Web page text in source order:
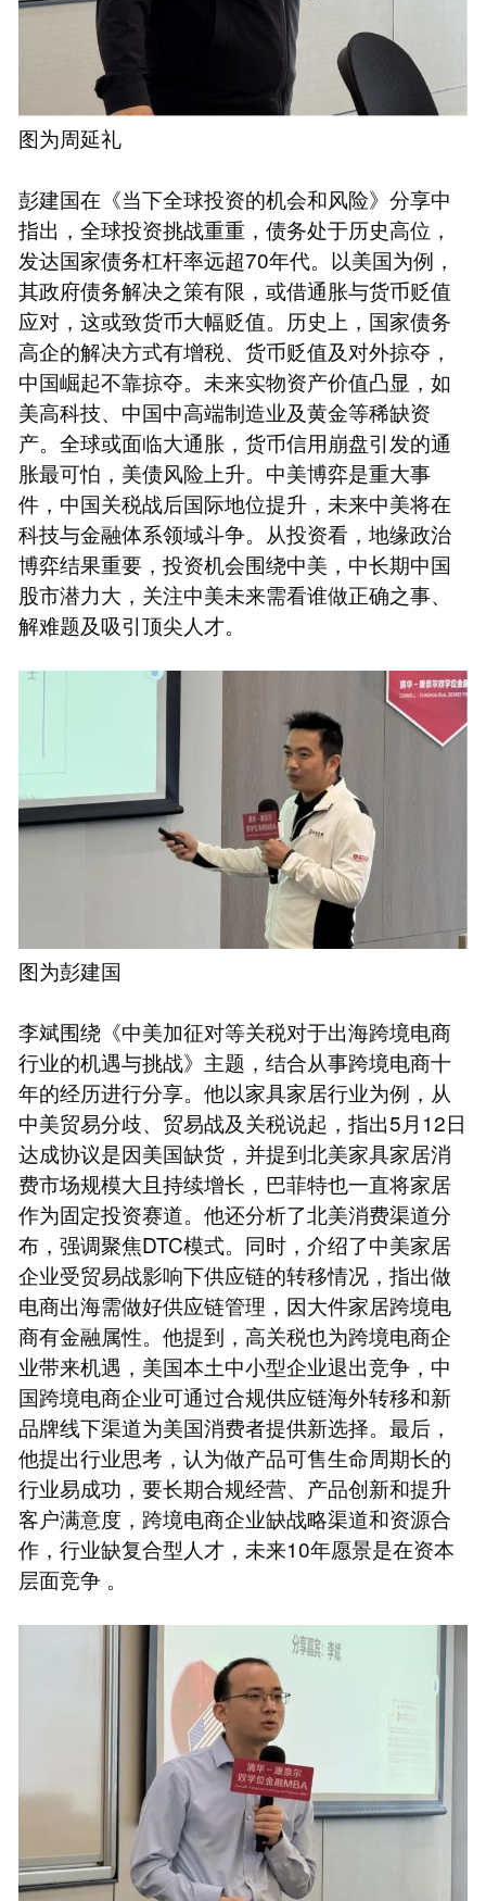
图为周延礼
彭建国在《当下全球投资的机会和风险》分享中
指出，全球投资挑战重重，债务处于历史高位，
发达国家债务杠杆率远超70年代。以美国为例，
其政府债务解决之策有限，或借通胀与货币贬值
应对，这或致货币大幅贬值。历史上，国家债务
高企的解决方式有增税、货币贬值及对外掠夺，
中国崛起不靠掠夺。未来实物资产价值凸显，如
美高科技、中国中高端制造业及黄金等稀缺资
产。全球或面临大通胀，货币信用崩盘引发的通
胀最可怕，美债风险上升。中美博弈是重大事
件，中国关税战后国际地位提升，未来中美将在
科技与金融体系领域斗争。从投资看，地缘政治
博弈结果重要，投资机会围绕中美，中长期中国
股市潜力大，关注中美未来需看谁做正确之事、
解难题及吸引顶尖人才。
图为彭建国
李斌围绕《中美加征对等关税对于出海跨境电商
行业的机遇与挑战》主题，结合从事跨境电商十
年的经历进行分享。他以家具家居行业为例，从
中美贸易分歧、贸易战及关税说起，指出5月12日
达成协议是因美国缺货，并提到北美家具家居消
费市场规模大且持续增长，巴菲特也一直将家居
作为固定投资赛道。他还分析了北美消费渠道分
布，强调聚焦DTC模式。同时，介绍了中美家居
企业受贸易战影响下供应链的转移情况，指出做
电商出海需做好供应链管理，因大件家居跨境电
商有金融属性。他提到，高关税也为跨境电商企
业带来机遇，美国本土中小型企业退出竞争，中
国跨境电商企业可通过合规供应链海外转移和新
品牌线下渠道为美国消费者提供新选择。最后，
他提出行业思考，认为做产品可售生命周期长的
行业易成功，要长期合规经营、产品创新和提升
客户满意度，跨境电商企业缺战略渠道和资源合
作，行业缺复合型人才，未来10年愿景是在资本
层面竞争 。